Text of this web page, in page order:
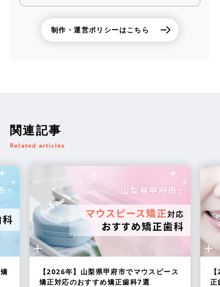
制作・運営ポリシーはこちら
関連記事
Related articles
【2026年】 山梨県甲府市でマウスピース
矯正対応のおすすめ矯正歯科7選
正